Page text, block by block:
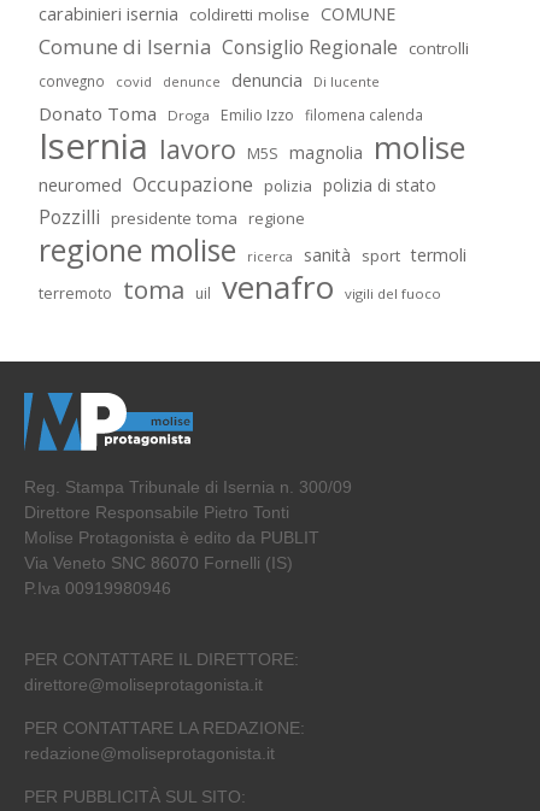
carabinieri isernia coldiretti molise COMUNE
Comune di Isernia Consiglio Regionale controlli
convegno covid denunce denuncia Di lucente
Donato Toma Droga Emilio Izzo filomena calenda
Isernia lavoro M5S magnolia molise
neuromed Occupazione polizia polizia di stato
Pozzilli presidente toma regione
regione molise ricerca sanità sport termoli
terremoto toma uil venafro vigili del fuoco
Reg. Stampa Tribunale di Isernia n. 300/09
Direttore Responsabile Pietro Tonti
Molise Protagonista è edito da PUBLIT
Via Veneto SNC 86070 Fornelli (IS)
P.Iva 00919980946
PER CONTATTARE IL DIRETTORE:
direttore@moliseprotagonista.it
PER CONTATTARE LA REDAZIONE:
redazione@moliseprotagonista.it
PER PUBBLICITÀ SUL SITO: